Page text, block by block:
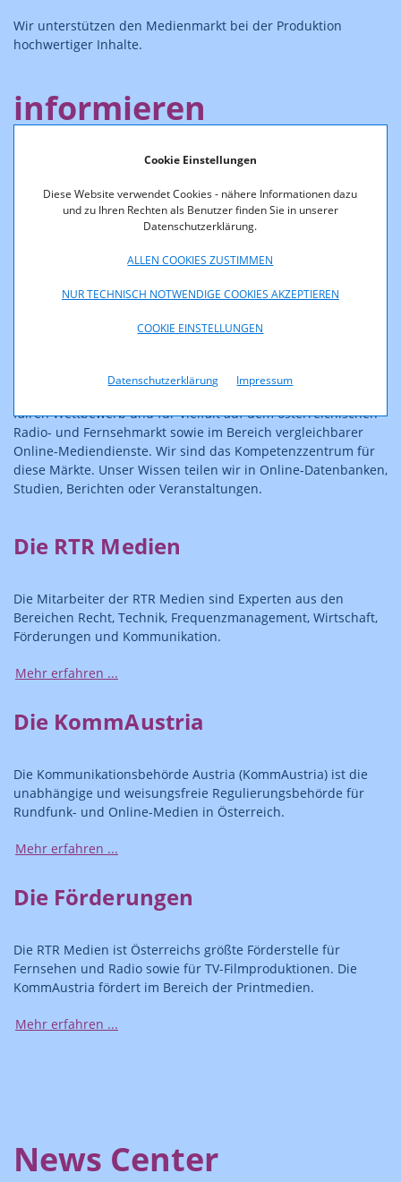
Cookie Einstellungen
Diese Website verwendet Cookies - nähere Informationen dazu
und zu Ihren Rechten als Benutzer finden Sie in unserer
Datenschutzerklärung.
ALLEN COOKIES ZUSTIMMEN
NUR TECHNISCH NOTWENDIGE COOKIES AKZEPTIEREN
COOKIE EINSTELLUNGEN
Datenschutzerklärung Impressum
Wir unterstützen den Medienmarkt bei der Produktion
hochwertiger Inhalte.
informieren
Wir sind das Kompetenzzentrum für "unseren" Markt
Studien, Berichten oder Veranstaltungen.
Wer wir sind
Der Fachbereich Medien der Rundfunk und Telekom
Kommunikationsbehörde Austria (KommAustria) sorgen mit
fairen Wettbewerb und für Vielfalt auf dem österreichischen
Radio- und Fernsehmarkt sowie im Bereich vergleichbarer
Online-Mediendienste. Wir sind das Kompetenzzentrum für
diese Märkte. Unser Wissen teilen wir in Online-Datenbanken,
Studien, Berichten oder Veranstaltungen.
Die RTR Medien
Die Mitarbeiter der RTR Medien sind Experten aus den
Bereichen Recht, Technik, Frequenzmanagement, Wirtschaft,
Förderungen und Kommunikation.
Mehr erfahren ...
Die KommAustria
Die Kommunikationsbehörde Austria (KommAustria) ist die
unabhängige und weisungsfreie Regulierungsbehörde für
Rundfunk- und Online-Medien in Österreich.
Mehr erfahren ...
Die Förderungen
Die RTR Medien ist Österreichs größte Förderstelle für
Fernsehen und Radio sowie für TV-Filmproduktionen. Die
KommAustria fördert im Bereich der Printmedien.
Mehr erfahren ...
News Center